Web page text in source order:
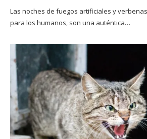
Las noches de fuegos artificiales y
para los humanos, son una auténtica…